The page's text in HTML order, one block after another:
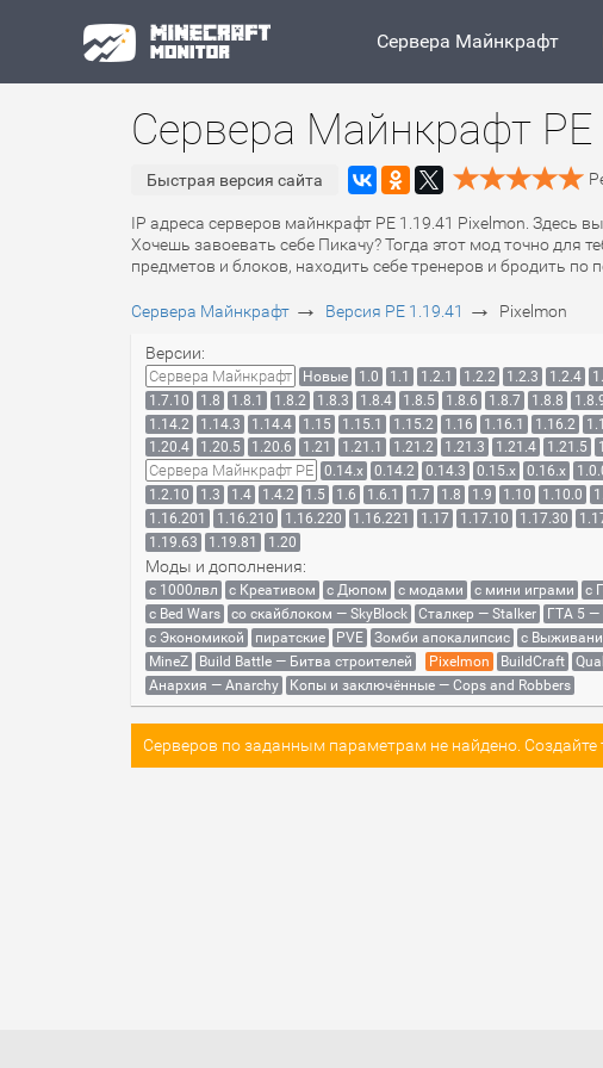
Сервера Майнкрафт
Сервера Майнкрафт PE
Быстрая версия сайта
IP адреса серверов майнкрафт PE 1.19.41 Pixelmon. Здесь
Хочешь завоевать себе Пикачу? Тогда этот мод точно для
предметов и блоков, находить себе тренеров и бродить
Сервера Майнкрафт → Версия PE 1.19.41 → Pixelmon
Версии:
Сервера Майнкрафт Новые 1.0 1.1 1.2.1 1.2.2 1.2.3 1.2.4
1.7.10
1.8 1.8.1 1.8.2 1.8.3 1.8.4 1.8.5 1.8.6 1.8.7 1.8.8
1.14.2
1.14.3 1.14.4 1.15 1.15.1 1.15.2 1.16 1.16.1 1.16.2
1.20.4
1.20.5 1.20.6 1.21 1.21.1 1.21.2 1.21.3 1.21.4 1.21.5
Сервера Майнкрафт PE 0.14.x 0.14.2 0.14.3 0.15.x 0.16.x
1.2.10
1.3 1.4 1.4.2 1.5 1.6 1.6.1 1.7 1.8 1.9 1.10 1.10.0
1.16.201
1.16.210 1.16.220 1.16.221 1.17 1.17.10 1.17.30
1.19.63
1.19.81 1.20
Моды и дополнения:
с 1000лвл c Креативом с Дюпом с модами с мини играми с
с Bed Wars
со скайблоком — SkyBlock Сталкер — Stalker ГТА 5 —
с Экономикой
пиратские PVE Зомби апокалипсис с
MineZ
Build Battle — Битва строителей Pixelmon BuildCraft
Анархия — Anarchy
Копы и заключённые — Cops and Robbers
Серверов по заданным параметрам не найдено. Создайте